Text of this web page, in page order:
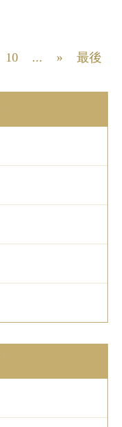
10 ... »
最後